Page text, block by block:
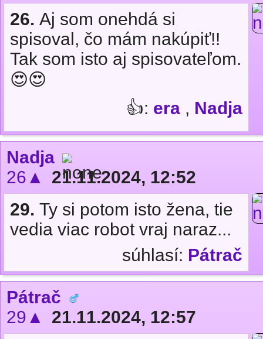
26. Aj som onehdá si
spisoval, čo mám nakúpiť!!
Tak som isto aj spisovateľom.
😍😍
👍: era , Nadja
Nadja
26▲
21.11.2024, 12:52
29. Ty si potom isto žena, tie
vedia viac robot vraj naraz...
súhlasí: Pátrač
Pátrač
29▲
21.11.2024, 12:57